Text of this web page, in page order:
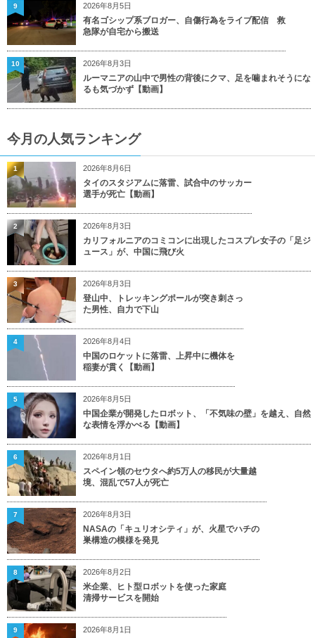
2026年8月5日
有名ゴシップ系ブロガー、自傷行為をライブ配信 救
急隊が自宅から搬送
9
2026年8月3日
ルーマニアの山中で男性の背後にクマ、足を噛まれそうにな
るも気づかず【動画】
10
今月の人気ランキング
2026年8月6日
タイのスタジアムに落雷、試合中のサッカー
選手が死亡【動画】
1
2026年8月3日
カリフォルニアのコミコンに出現したコスプレ女子の「足ジ
ュース」が、中国に飛び火
2
2026年8月3日
登山中、トレッキングポールが突き刺さっ
た男性、自力で下山
3
2026年8月4日
中国のロケットに落雷、上昇中に機体を
稲妻が貫く【動画】
4
2026年8月5日
中国企業が開発したロボット、「不気味の壁」を越え、自然
な表情を浮かべる【動画】
5
2026年8月1日
スペイン領のセウタへ約5万人の移民が大量越
境、混乱で57人が死亡
6
2026年8月3日
NASAの「キュリオシティ」が、火星でハチの
巣構造の模様を発見
7
2026年8月2日
米企業、ヒト型ロボットを使った家庭
清掃サービスを開始
8
2026年8月1日
9